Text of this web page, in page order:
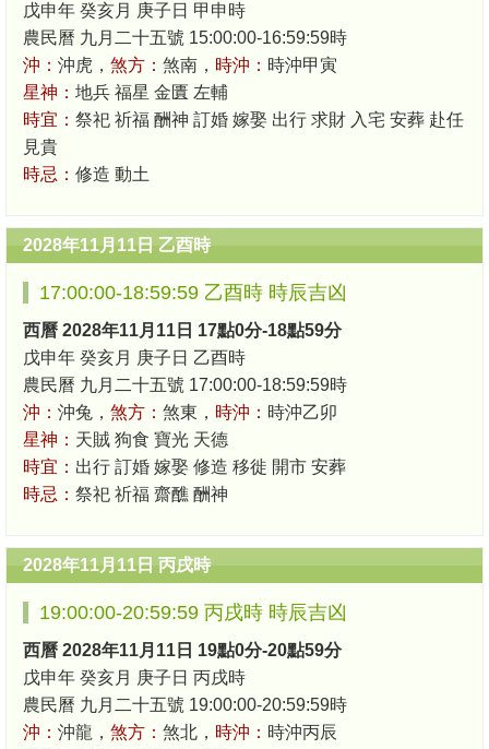
戊申年 癸亥月 庚子日 甲申時
農民曆 九月二十五號 15:00:00-16:59:59時
沖： 沖虎， 煞方： 煞南， 時沖： 時沖甲寅
星神： 地兵 福星 金匱 左輔
時宜： 祭祀 祈福 酬神 訂婚 嫁娶 出行 求財 入宅 安葬 赴任
見貴
時忌： 修造 動土
2028年11月11日 乙酉時
17:00:00-18:59:59 乙酉時 時辰吉凶
西曆 2028年11月11日 17點0分-18點59分
戊申年 癸亥月 庚子日 乙酉時
農民曆 九月二十五號 17:00:00-18:59:59時
沖： 沖兔， 煞方： 煞東， 時沖： 時沖乙卯
星神： 天賊 狗食 寶光 天德
時宜： 出行 訂婚 嫁娶 修造 移徙 開市 安葬
時忌： 祭祀 祈福 齋醮 酬神
2028年11月11日 丙戌時
19:00:00-20:59:59 丙戌時 時辰吉凶
西曆 2028年11月11日 19點0分-20點59分
戊申年 癸亥月 庚子日 丙戌時
農民曆 九月二十五號 19:00:00-20:59:59時
沖： 沖龍， 煞方： 煞北， 時沖： 時沖丙辰